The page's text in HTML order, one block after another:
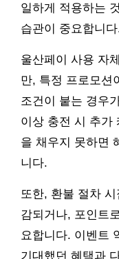
일하게 적용하는
습관이 중요합니
울산페이 사용 자
만, 특정 프로모션
조건이 붙는 경우
이상 충전 시 추가
을 채우지 못하면
니다.
또한, 환불 절차
감되거나, 포인트
요합니다. 이벤트
기대했던 혜택과